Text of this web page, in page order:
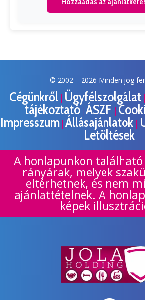
© 2002 – 2026 Minden jog
Cégünkről | Ügyfélszolgálat |
tájékoztató | ÁSZF |
Impresszum| Állásajánlatok |
Letöltések
A honlapunkon
irányárak, melyek
eltérhetnek, és nem
ajánlattételnek. A
képek